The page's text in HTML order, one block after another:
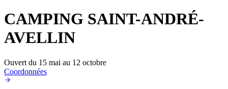
CAMPING SAINT-ANDRÉ-
AVELLIN
Ouvert du 15 mai au 12 octobre
Coordonnées